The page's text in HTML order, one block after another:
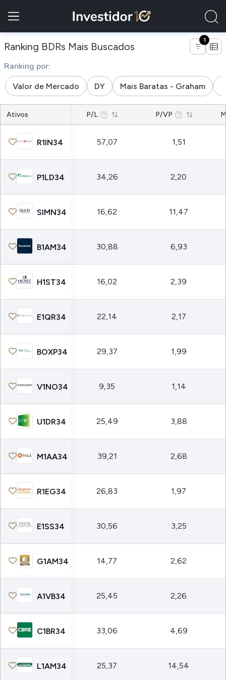
Ranking BDRs Mais Buscados de empresas da
1
Ranking por:
Valor de Mercado DY Mais Baratas - Graham
Ativos P/L P/VP
R1IN34 57,07 1,51
P1LD34 34,26 2,20
SIMN34 16,62 11,47
B1AM34 30,88 6,93
H1ST34 16,02 2,39
E1QR34 22,14 2,17
BOXP34 29,37 1,99
V1NO34 9,35 1,14
U1DR34 25,49 3,88
M1AA34 39,21 2,68
R1EG34 26,83 1,97
E1SS34 30,56 3,25
G1AM34 14,77 2,62
A1VB34 25,45 2,26
C1BR34 33,06 4,69
L1AM34 25,37 14,54